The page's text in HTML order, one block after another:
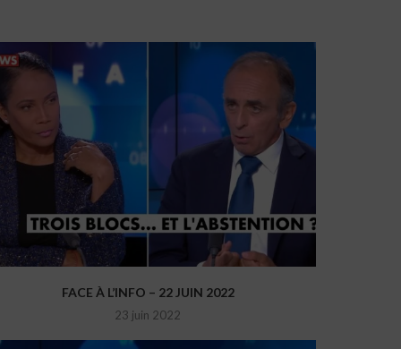
FACE À L’INFO – 22 JUIN 2022
23 juin 2022